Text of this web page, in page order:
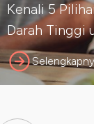
Kenali 5
Darah Tinggi